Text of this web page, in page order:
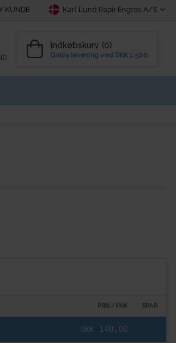
KUNDE Karl Lund Papir Engros A/S
Indkøbskurv (0)
Gratis levering ved DKK 1.500
PRIS / PAK SPAR
DKK 140,00